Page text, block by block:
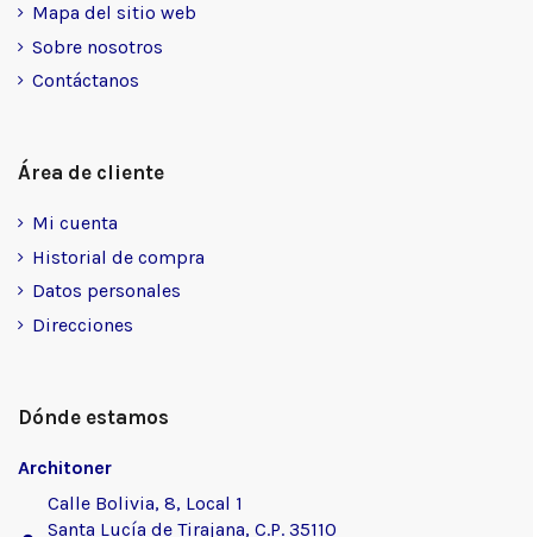
Mapa del sitio web
Sobre nosotros
Contáctanos
Área de cliente
Mi cuenta
Historial de compra
Datos personales
Direcciones
Dónde estamos
Architoner
Calle Bolivia, 8, Local 1
Santa Lucía de Tirajana, C.P. 35110